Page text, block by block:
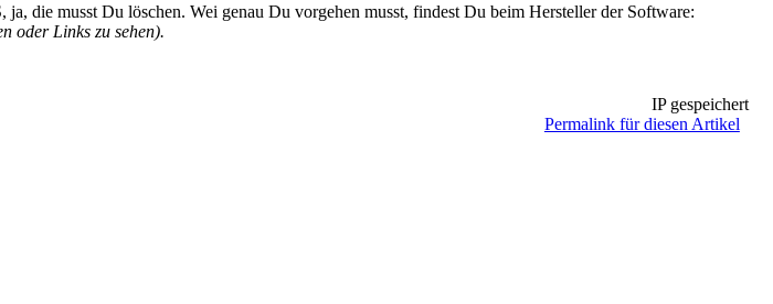
die musst Du löschen. Wei genau Du vorgehen musst, findest Du beim Hersteller der Software:
oder Links zu sehen).
IP gespeichert
Permalink für diesen Artikel